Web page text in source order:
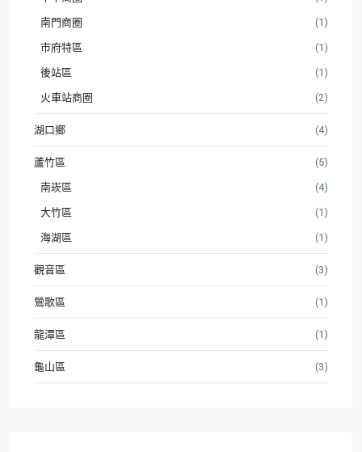
南門商圈 (1)
市府特區 (1)
後站區 (1)
火車站商圈 (2)
湖口鄉 (4)
蘆竹區 (5)
南崁區 (4)
大竹區 (1)
海湖區 (1)
觀音區 (3)
鶯歌區 (1)
龍潭區 (1)
龜山區 (3)